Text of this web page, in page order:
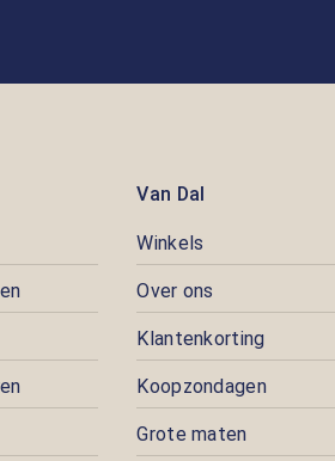
Van Dal
Winkels
Over ons
Klantenkorting
Koopzondagen
Grote maten